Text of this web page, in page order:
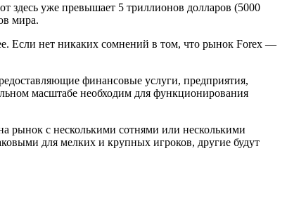
здесь уже превышает 5 триллионов долларов (5000
мира.
Если нет никаких сомнений в том, что рынок Forex —
финансовые услуги, предприятия,
масштабе необходим для функционирования
рынок с несколькими сотнями или несколькими
для мелких и крупных игроков, другие будут